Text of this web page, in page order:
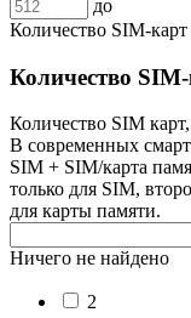
до
Количество SIM-карт
Количество
Количество SIM
В современных
SIM + SIM/карта
только для SIM,
для карты памяти.
Ничего не найдено
2